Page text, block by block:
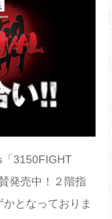
3150FIGHT
発売中！２階指
となっておりま